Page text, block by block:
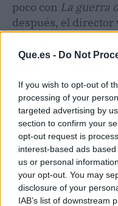
Que.es - Do Not
If you wish to opt-out of
processing of your
targeted advertising by
section to confirm your
opt-out request is
interest-based ads
us or personal
your opt-out. You may
disclosure of your
IAB’s list of downstream
poco con La guerra
después, el director
Player Onefue un
lenta del suspense,
la palomita hasta
Lo mejor: el
Ni una imagen
que desvele más
spoiler
que la curiosidad